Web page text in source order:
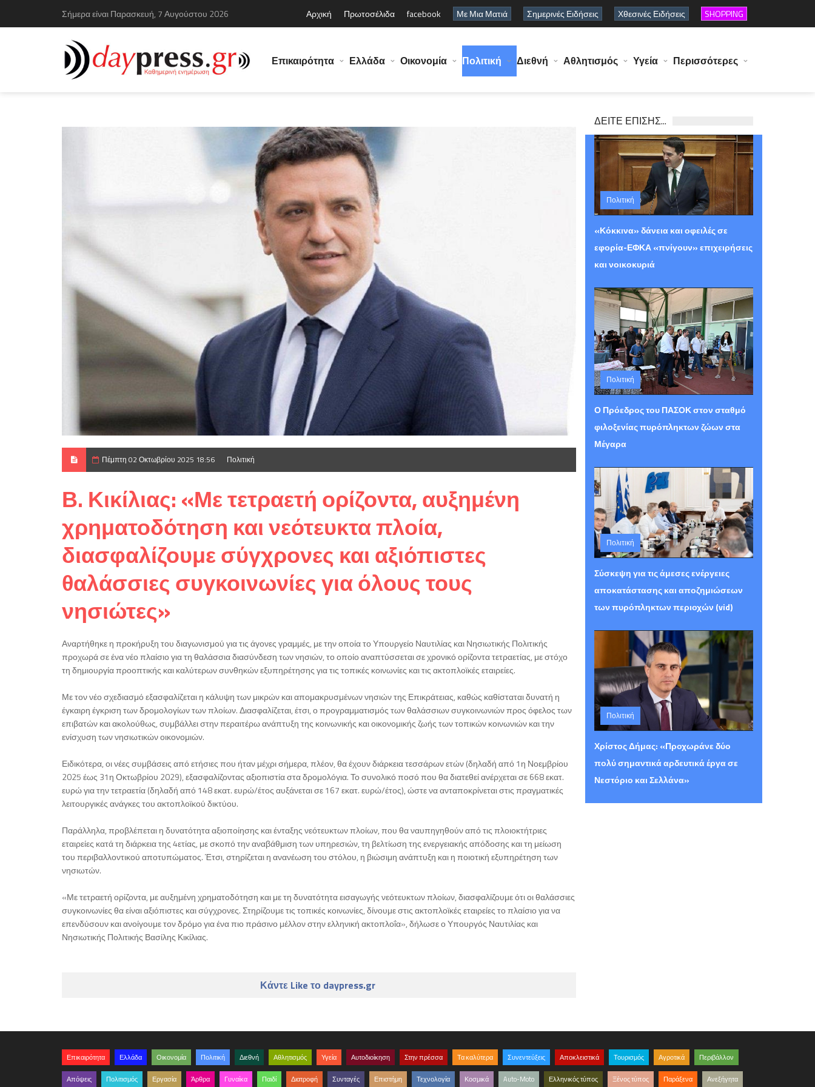
Σήμερα είναι Παρασκευή, 7 Αυγούστου 2026 Αρχική Πρωτοσέλιδα facebook Με Μια Ματιά Σημερινές Ειδήσεις Χθεσινές Ειδήσεις SHOPPING
Επικαιρότητα Ελλάδα Οικονομία Πολιτική Διεθνή Αθλητισμός Υγεία Περισσότερες
Πέμπτη 02 Οκτωβρίου 2025 18:56 Πολιτική
Β. Κικίλιας: «Με τετραετή ορίζοντα, αυξημένη
χρηματοδότηση και νεότευκτα πλοία,
διασφαλίζουμε σύγχρονες και αξιόπιστες
θαλάσσιες συγκοινωνίες για όλους τους
νησιώτες»
Αναρτήθηκε η προκήρυξη του διαγωνισμού για τις άγονες γραμμές, με την οποία το Υπουργείο Ναυτιλίας και Νησιωτικής Πολιτικής
προχωρά σε ένα νέο πλαίσιο για τη θαλάσσια διασύνδεση των νησιών, το οποίο αναπτύσσεται σε χρονικό ορίζοντα τετραετίας, με στόχο
τη δημιουργία προοπτικής και καλύτερων συνθηκών εξυπηρέτησης για τις τοπικές κοινωνίες και τις ακτοπλοϊκές εταιρείες.
Με τον νέο σχεδιασμό εξασφαλίζεται η κάλυψη των μικρών και απομακρυσμένων νησιών της Επικράτειας, καθώς καθίσταται δυνατή η
έγκαιρη έγκριση των δρομολογίων των πλοίων. Διασφαλίζεται, έτσι, ο προγραμματισμός των θαλάσσιων συγκοινωνιών προς όφελος των
επιβατών και ακολούθως, συμβάλλει στην περαιτέρω ανάπτυξη της κοινωνικής και οικονομικής ζωής των τοπικών κοινωνιών και την
ενίσχυση των νησιωτικών οικονομιών.
Ειδικότερα, οι νέες συμβάσεις από ετήσιες που ήταν μέχρι σήμερα, πλέον, θα έχουν διάρκεια τεσσάρων ετών (δηλαδή από 1η Νοεμβρίου
2025 έως 31η Οκτωβρίου 2029), εξασφαλίζοντας αξιοπιστία στα δρομολόγια. Το συνολικό ποσό που θα διατεθεί ανέρχεται σε 668 εκατ.
ευρώ για την τετραετία (δηλαδή από 148 εκατ. ευρώ/έτος αυξάνεται σε 167 εκατ. ευρώ/έτος), ώστε να ανταποκρίνεται στις πραγματικές
λειτουργικές ανάγκες του ακτοπλοϊκού δικτύου.
Παράλληλα, προβλέπεται η δυνατότητα αξιοποίησης και ένταξης νεότευκτων πλοίων, που θα ναυπηγηθούν από τις πλοιοκτήτριες
εταιρείες κατά τη διάρκεια της 4ετίας, με σκοπό την αναβάθμιση των υπηρεσιών, τη βελτίωση της ενεργειακής απόδοσης και τη μείωση
του περιβαλλοντικού αποτυπώματος. Έτσι, στηρίζεται η ανανέωση του στόλου, η βιώσιμη ανάπτυξη και η ποιοτική εξυπηρέτηση των
νησιωτών.
«Με τετραετή ορίζοντα, με αυξημένη χρηματοδότηση και με τη δυνατότητα εισαγωγής νεότευκτων πλοίων, διασφαλίζουμε ότι οι θαλάσσιες
συγκοινωνίες θα είναι αξιόπιστες και σύγχρονες. Στηρίζουμε τις τοπικές κοινωνίες, δίνουμε στις ακτοπλοϊκές εταιρείες το πλαίσιο για να
επενδύσουν και ανοίγουμε τον δρόμο για ένα πιο πράσινο μέλλον στην ελληνική ακτοπλοΐα», δήλωσε ο Υπουργός Ναυτιλίας και
Νησιωτικής Πολιτικής Βασίλης Κικίλιας.
Κάντε Like το daypress.gr
ΔΕΙΤΕ ΕΠΙΣΗΣ...
Πολιτική
Πέμπτη 06 Αυγούστου 2026 12:29
«Κόκκινα» δάνεια και οφειλές σε
εφορία-ΕΦΚΑ «πνίγουν» επιχειρήσεις
και νοικοκυριά
Πολιτική
Τετάρτη 05 Αυγούστου 2026 15:30
Ο Πρόεδρος του ΠΑΣΟΚ στον σταθμό
φιλοξενίας πυρόπληκτων ζώων στα
Μέγαρα
Πολιτική
Τετάρτη 05 Αυγούστου 2026 15:26
Σύσκεψη για τις άμεσες ενέργειες
αποκατάστασης και αποζημιώσεων
των πυρόπληκτων περιοχών (vid)
Πολιτική
Τρίτη 04 Αυγούστου 2026 23:48
Χρίστος Δήμας: «Προχωράνε δύο
πολύ σημαντικά αρδευτικά έργα σε
Νεστόριο και Σελλάνα»
Επικαιρότητα Ελλάδα Οικονομία Πολιτική Διεθνή Αθλητισμός Υγεία Αυτοδιοίκηση Στην πρέσσα Τα καλύτερα Συνεντεύξεις Αποκλειστικά Τουρισμός Αγροτικά Περιβάλλον
Απόψεις Πολιτισμός Εργασία Άρθρα Γυναίκα Παιδί Διατροφή Συνταγές Επιστήμη Τεχνολογία Κοσμικά Auto-Moto Ελληνικός τύπος Ξένος τύπος Παράξενα Ανεξήγητα